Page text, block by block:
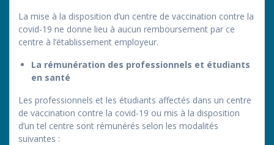
La mise à la disposition d’un centre de vaccination contre la
covid-19 ne donne lieu à aucun remboursement par ce
centre à l’établissement employeur.
La rémunération des professionnels et étudiants
en santé
Les professionnels et les étudiants affectés dans un centre
de vaccination contre la covid-19 ou mis à la disposition
d’un tel centre sont rémunérés selon les modalités
suivantes :